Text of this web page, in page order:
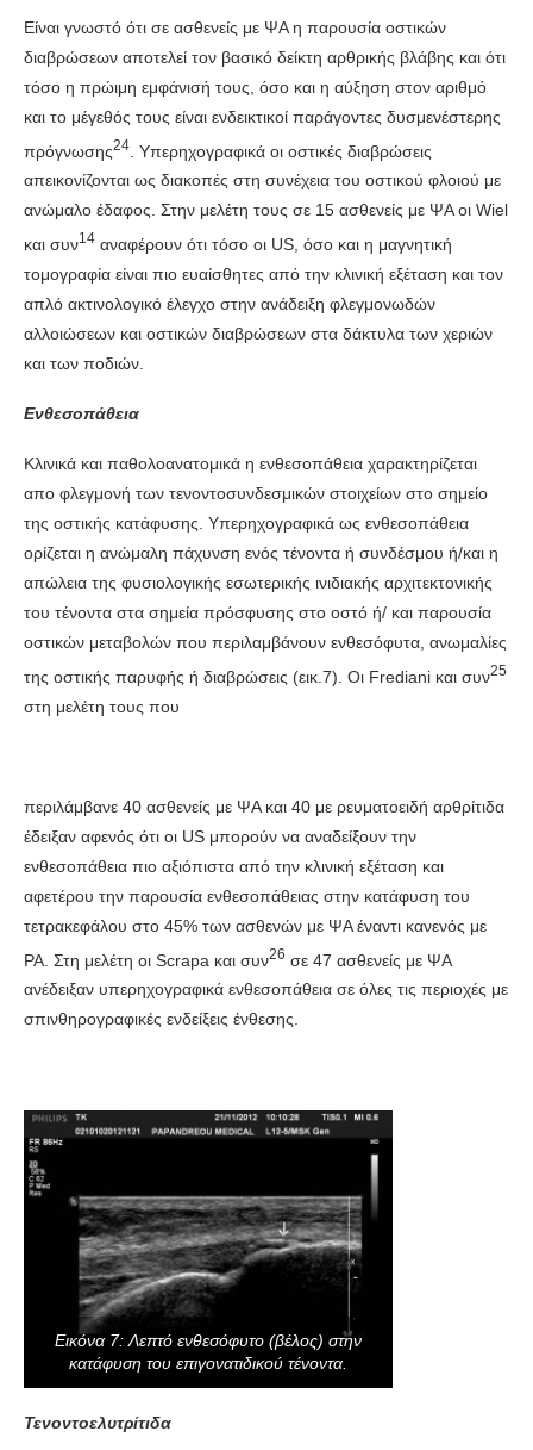
Είναι γνωστό ότι σε ασθενείς με ΨΑ η παρουσία οστικών
διαβρώσεων αποτελεί τον βασικό δείκτη αρθρικής βλάβης και ότι
τόσο η πρώιμη εμφάνισή τους, όσο και η αύξηση στον αριθμό
και το μέγεθός τους είναι ενδεικτικοί παράγοντες δυσμενέστερης
πρόγνωσης24
. Υπερηχογραφικά οι οστικές διαβρώσεις
απεικονίζονται ως διακοπές στη συνέχεια του οστικού φλοιού με
ανώμαλο έδαφος. Στην μελέτη τους σε 15 ασθενείς με ΨΑ οι Wiel
και συν14 αναφέρουν ότι τόσο οι US, όσο και η μαγνητική
τομογραφία είναι πιο ευαίσθητες από την κλινική εξέταση και τον
απλό ακτινολογικό έλεγχο στην ανάδειξη φλεγμονωδών
αλλοιώσεων και οστικών διαβρώσεων στα δάκτυλα των χεριών
και των ποδιών.
Ενθεσοπάθεια
Κλινικά και παθολοανατομικά η ενθεσοπάθεια χαρακτηρίζεται
απο φλεγμονή των τενοντοσυνδεσμικών στοιχείων στο σημείο
της οστικής κατάφυσης. Υπερηχογραφικά ως ενθεσοπάθεια
ορίζεται η ανώμαλη πάχυνση ενός τένοντα ή συνδέσμου ή/και η
απώλεια της φυσιολογικής εσωτερικής ινιδιακής αρχιτεκτονικής
του τένοντα στα σημεία πρόσφυσης στο οστό ή/ και παρουσία
οστικών μεταβολών που περιλαμβάνουν ενθεσόφυτα, ανωμαλίες
της οστικής παρυφής ή διαβρώσεις (εικ.7). Οι Frediani και συν25
στη μελέτη τους που
περιλάμβανε 40 ασθενείς με ΨΑ και 40 με ρευματοειδή αρθρίτιδα
έδειξαν αφενός ότι οι US μπορούν να αναδείξουν την
ενθεσοπάθεια πιο αξιόπιστα από την κλινική εξέταση και
αφετέρου την παρουσία ενθεσοπάθειας στην κατάφυση του
τετρακεφάλου στο 45% των ασθενών με ΨΑ έναντι κανενός με
ΡΑ. Στη μελέτη οι Scrapa και συν26 σε 47 ασθενείς με ΨΑ
ανέδειξαν υπερηχογραφικά ενθεσοπάθεια σε όλες τις περιοχές με
σπινθηρογραφικές ενδείξεις ένθεσης.
Εικόνα 7: Λεπτό ενθεσόφυτο (βέλος) στην
κατάφυση του επιγονατιδικού τένοντα.
Τενοντοελυτρίτιδα